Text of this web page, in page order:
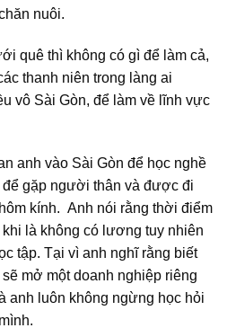
nuôi.
quê thì không có gì để làm cả,
thanh niên trong làng ai
vô Sài Gòn, để làm về lĩnh vực
anh vào Sài Gòn để học nghề
gặp người thân và được đi
kính. Anh nói rằng thời điểm
là không có lương tuy nhiên
tập. Tại vì anh nghĩ rằng biết
mở một doanh nghiệp riêng
anh luôn không ngừng học hỏi